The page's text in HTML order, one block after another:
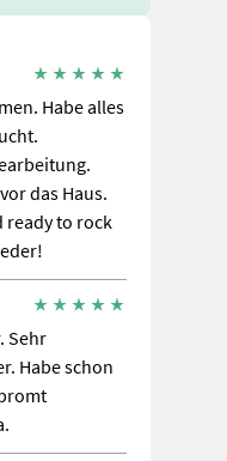
Habe alles
das Haus.
ready to rock
Sehr
Habe schon